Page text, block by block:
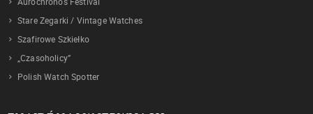
Stare Zegarki / Vintage Watches
Szafirowe Szkiełko
„Czasoholicy”
Polish Watch Spotter